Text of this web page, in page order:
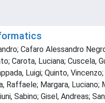
Cafaro Alessandro
Carota, Luciana;
Luigi; Quinto,
Raffaele; Margara,
Sabino; Gisel, Andreas;